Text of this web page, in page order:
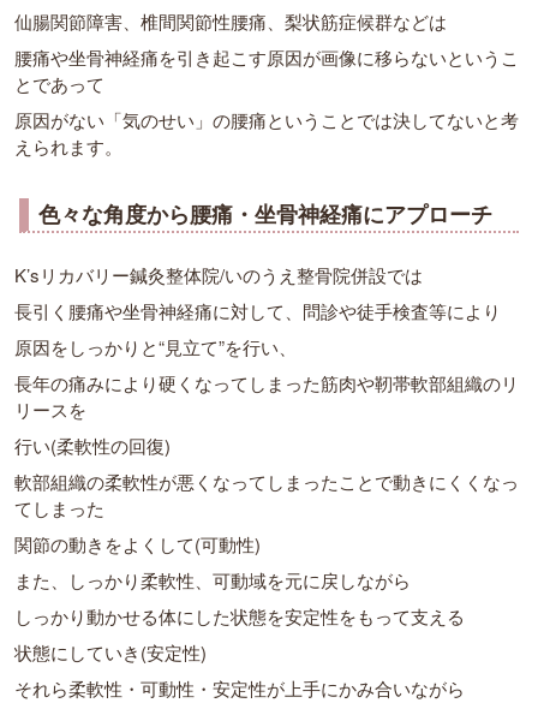
仙腸関節障害、椎間関節性腰痛、梨状筋症候群などは
腰痛や坐骨神経痛を引き起こす原因が画像に移らないというこ
とであって
原因がない「気のせい」の腰痛ということでは決してないと考
えられます。
色々な角度から腰痛・坐骨神経痛にアプローチ
K’sリカバリー鍼灸整体院/いのうえ整骨院併設では
長引く腰痛や坐骨神経痛に対して、問診や徒手検査等により
原因をしっかりと“見立て”を行い、
長年の痛みにより硬くなってしまった筋肉や靭帯軟部組織のリ
リースを
行い(柔軟性の回復)
軟部組織の柔軟性が悪くなってしまったことで動きにくくなっ
てしまった
関節の動きをよくして(可動性)
また、しっかり柔軟性、可動域を元に戻しながら
しっかり動かせる体にした状態を安定性をもって支える
状態にしていき(安定性)
それら柔軟性・可動性・安定性が上手にかみ合いながら